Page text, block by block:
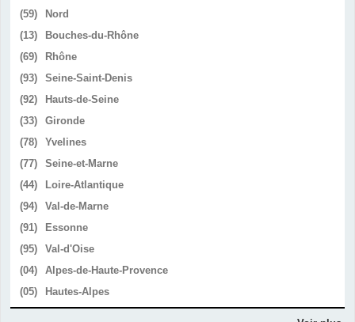
(59)
Nord
(13)
Bouches-du-Rhône
(69)
Rhône
(93)
Seine-Saint-Denis
(92)
Hauts-de-Seine
(33)
Gironde
(78)
Yvelines
(77)
Seine-et-Marne
(44)
Loire-Atlantique
(94)
Val-de-Marne
(91)
Essonne
(95)
Val-d'Oise
(04)
Alpes-de-Haute-Provence
(05)
Hautes-Alpes